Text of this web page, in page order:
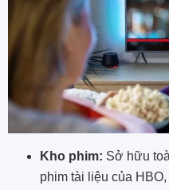
Kho phim: Sở hữu
phim tài liệu của